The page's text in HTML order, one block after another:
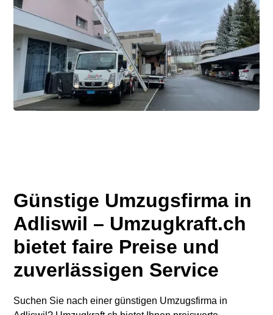
Günstige Umzugsfirma in
Adliswil – Umzugkraft.ch
bietet faire Preise und
zuverlässigen Service
Suchen Sie nach einer günstigen Umzugsfirma in